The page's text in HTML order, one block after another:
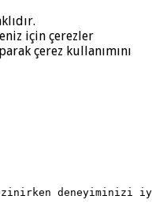
için çerezler
çerez kullanımını
deneyiminizi